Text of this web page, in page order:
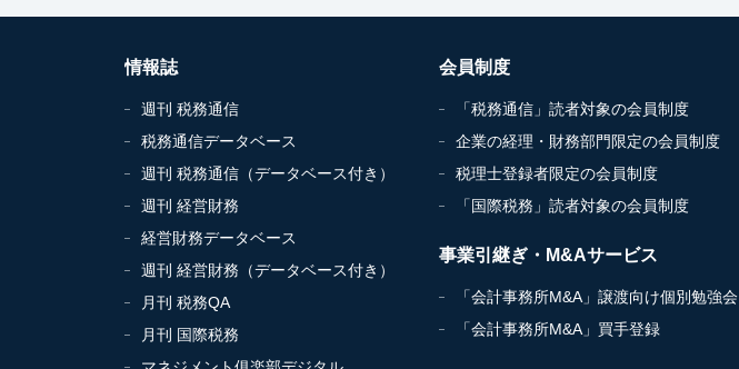
情報誌
週刊 税務通信
税務通信データベース
週刊 税務通信（データベース付き）
週刊 経営財務
経営財務データベース
週刊 経営財務（データベース付き）
月刊 税務QA
月刊 国際税務
会員制度
「税務通信」読者対象の会員制度
企業の経理・財務部門限定の会員制度
税理士登録者限定の会員制度
「国際税務」読者対象の会員制度
事業引継ぎ・M&Aサービス
「会計事務所M&A」譲渡向け個別勉強会
「会計事務所M&A」買手登録